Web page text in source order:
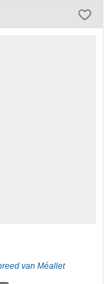
van Méallet